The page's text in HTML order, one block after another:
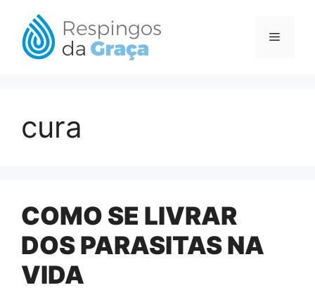
conteúdo
Menu
cura
COMO SE LIVRAR
DOS PARASITAS NA
VIDA